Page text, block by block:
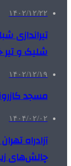
۱۴۰۲/۱۲/۲۲
تیراندازی
شلیک و تیر
۱۴۰۲/۱۲/۱۹
مسجد
۱۴۰۴/۰۲/۰۲
آزادراه
چالش‌های